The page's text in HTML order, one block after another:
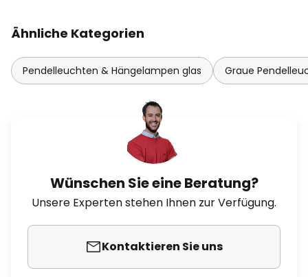
Ähnliche Kategorien
Pendelleuchten & Hängelampen glas Graue
Wünschen Sie eine Beratung?
Unsere Experten stehen Ihnen zur Verfügung.
Kontaktieren Sie uns